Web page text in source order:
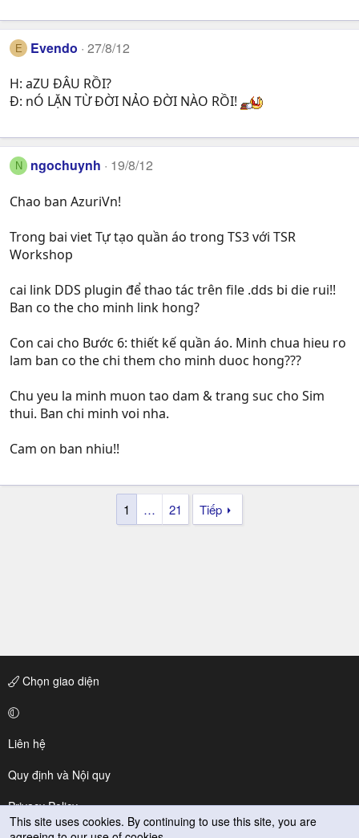
E Evendo 27/8/12
H: aZU ĐÂU RỒI?
Đ: nÓ LẶN TỪ ĐỜI NẢO ĐỜI NÀO RỒI!
N ngochuynh 19/8/12
Chao ban AzuriVn!
Trong bai viet Tự tạo quần áo trong TS3 với TSR
Workshop
cai link DDS plugin để thao tác trên file .dds bi die rui!!
Ban co the cho minh link hong?
Con cai cho Bước 6: thiết kế quần áo. Minh chua hieu ro
lam ban co the chi them cho minh duoc hong???
Chu yeu la minh muon tao dam & trang suc cho Sim
thui. Ban chi minh voi nha.
Cam on ban nhiu!!
1 … 21 Tiếp
Chọn giao diện
Liên hệ
Quy định và Nội quy
Privacy Policy
This site uses cookies. By continuing to use this site, you are